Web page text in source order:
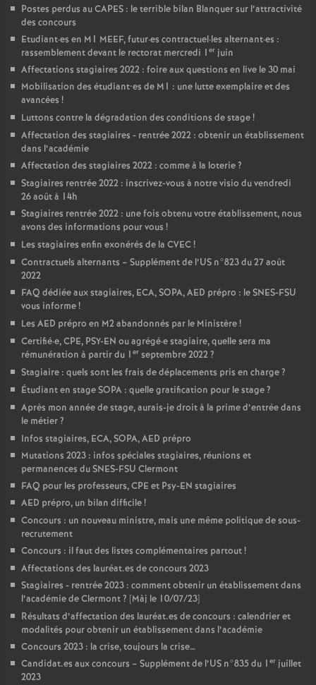
Postes perdus au CAPES : le terrible bilan Blanquer sur l’attractivité
des concours
Etudiant·es en M1 MEEF, futur·es contractuel·les alternant·es :
rassemblement devant le rectorat mercredi 1 er juin
Affectations stagiaires 2022 : foire aux questions en live le 30 mai
Mobilisation des étudiant•es de M1 : une lutte exemplaire et des
avancées !
Luttons contre la dégradation des conditions de stage!
Affectation des stagiaires - rentrée 2022 : obtenir un établissement
dans l’académie
Affectation des stagiaires 2022 : comme à la loterie?
Stagiaires rentrée 2022 : inscrivez-vous à notre visio du vendredi
26 août à 14h
Stagiaires rentrée 2022 : une fois obtenu votre établissement, nous
avons des informations pour vous !
Les stagiaires enfin exonérés de la CVEC!
Contractuels alternants – Supplément de l’US n°823 du 27 août
2022
FAQ dédiée aux stagiaires, ECA, SOPA, AED prépro : le SNES-FSU
vous informe!
Les AED prépro en M2 abandonnés par le Ministère!
Certifié·e, CPE, PSY-EN ou agrégé·e stagiaire, quelle sera ma
rémunération à partir du 1 er septembre 2022?
Stagiaire : quels sont les frais de déplacements pris en charge?
Étudiant en stage SOPA : quelle gratification pour le stage?
Après mon année de stage, aurais-je droit à la prime d’entrée dans
le métier?
Infos stagiaires, ECA, SOPA, AED prépro
Mutations 2023 : infos spéciales stagiaires, réunions et
permanences du SNES-FSU Clermont
FAQ pour les professeurs, CPE et Psy-EN stagiaires
AED prépro, un bilan difficile!
Concours : un nouveau ministre, mais une même politique de sous-
recrutement
Concours : il faut des listes complémentaires partout!
Affectations des lauréat.es de concours 2023
Stagiaires - rentrée 2023 : comment obtenir un établissement dans
l’académie de Clermont? [Màj le 10/07/23]
Résultats d’affectation des lauréat.es de concours : calendrier et
modalités pour obtenir un établissement dans l’académie
Concours 2023 : la crise, toujours la crise…
Candidat.es aux concours – Supplément de l’US n°835 du 1 er juillet
2023